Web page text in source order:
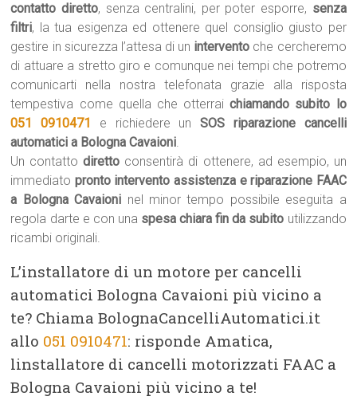
contatto diretto, senza centralini, per poter esporre, senza
filtri, la tua esigenza ed ottenere quel consiglio giusto per
gestire in sicurezza l’attesa di un intervento che cercheremo
di attuare a stretto giro e comunque nei tempi che potremo
comunicarti nella nostra telefonata grazie alla risposta
tempestiva come quella che otterraichiamando subito lo
051 0910471
e richiedere unSOS riparazione cancelli
automatici a Bologna Cavaioni.
Un contattodiretto consentirà di ottenere, ad esempio, un
immediato pronto intervento assistenza e riparazione FAAC
a Bologna Cavaioni nel minor tempo possibile eseguita a
regola darte e con una spesa chiara fin da subito utilizzando
ricambi originali.
L’installatore di un motore per cancelli
automatici Bologna Cavaioni più vicino a
te? Chiama BolognaCancelliAutomatici.it
allo 051 0910471: risponde Amatica,
linstallatore di cancelli motorizzati FAAC a
Bologna Cavaioni più vicino a te!